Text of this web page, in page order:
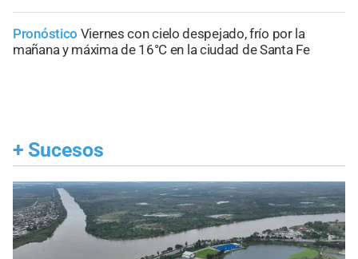
Pronóstico Viernes con cielo despejado, frío por la
mañana y máxima de 16°C en la ciudad de Santa Fe
+ Sucesos